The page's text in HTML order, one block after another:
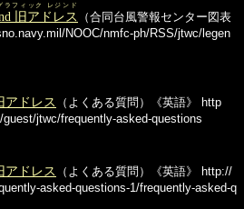
旧アドレス
フィック レジンド
（合同台風警報センター図表
NOOC/nmfc-ph/RSS/jtwc/legen
アドレス （よくある質問）《英語》
http
jtwc/frequently-asked-questions
アドレス （よくある質問）《英語》
http://
asked-questions-1/frequently-asked-q